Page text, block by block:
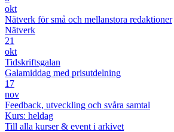
okt
Nätverk för små och mellanstora redaktioner
Nätverk
21
okt
Tidskriftsgalan
Galamiddag med prisutdelning
17
nov
Feedback, utveckling och svåra samtal
Kurs: heldag
Till alla kurser & event i arkivet